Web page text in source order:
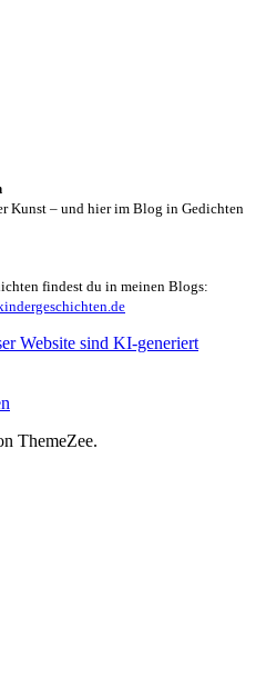
Kunst – und hier im Blog in Gedichten
findest du in meinen Blogs:
Website sind KI-generiert
ThemeZee.